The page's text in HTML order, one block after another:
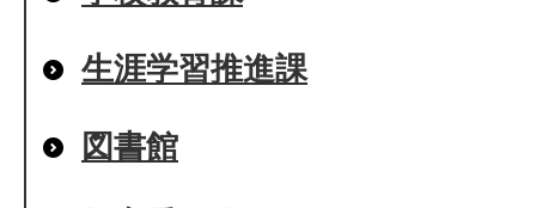
生涯学習推進課
図書館